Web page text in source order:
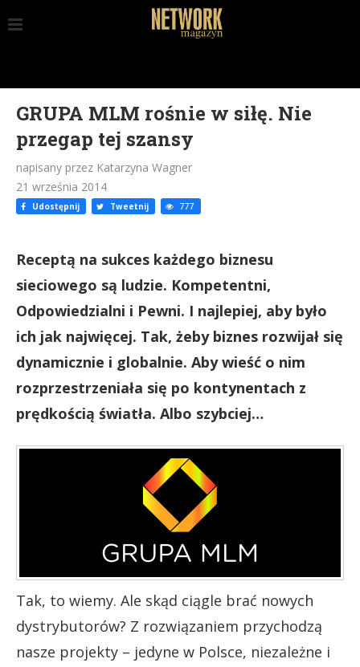
GRUPA MLM rośnie w siłę. Nie
przegap tej szansy
napisany przez Katarzyna Wagner
21 września 2014
Udostępnij Tweetnij 777
Receptą na sukces każdego biznesu
sieciowego są ludzie. Kompetentni,
Odpowiedzialni i Pewni. I najlepiej, aby było
ich jak najwięcej. Tak, żeby biznes rozwijał się
dynamicznie i globalnie. Aby wieść o nim
rozprzestrzeniała się po kontynentach z
prędkością światła. Albo szybciej…
Tak, to wiemy. Ale skąd ciągle brać nowych
dystrybutorów? Z rozwiązaniem przychodzą
nasze projekty – jedyne w Polsce, niezależne i